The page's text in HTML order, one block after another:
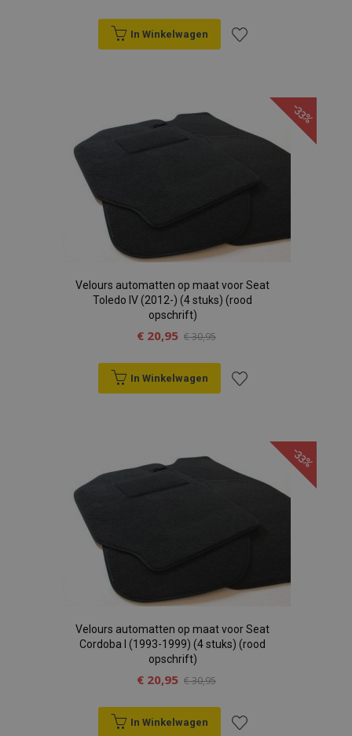
In Winkelwagen
aan
verlanglijst
-33%
Velours automatten op maat voor Seat
Toledo IV (2012-) (4 stuks) (rood
opschrift)
€ 20,95 € 30,95
In Winkelwagen
aan
verlanglijst
-33%
Velours automatten op maat voor Seat
Cordoba I (1993-1999) (4 stuks) (rood
opschrift)
€ 20,95 € 30,95
In Winkelwagen